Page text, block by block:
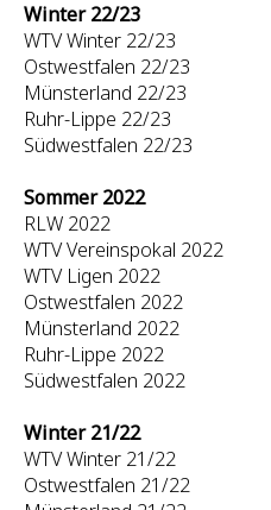
Winter 22/23
WTV Winter 22/23
Ostwestfalen 22/23
Münsterland 22/23
Ruhr-Lippe 22/23
Südwestfalen 22/23
Sommer 2022
RLW 2022
WTV Vereinspokal 2022
WTV Ligen 2022
Ostwestfalen 2022
Münsterland 2022
Ruhr-Lippe 2022
Südwestfalen 2022
Winter 21/22
WTV Winter 21/22
Ostwestfalen 21/22